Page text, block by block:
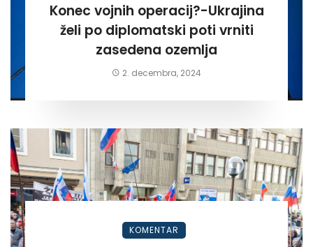
Konec vojnih operacij?-Ukrajina
želi po diplomatski poti vrniti
zasedena ozemlja
2. decembra, 2024
KOMENTAR